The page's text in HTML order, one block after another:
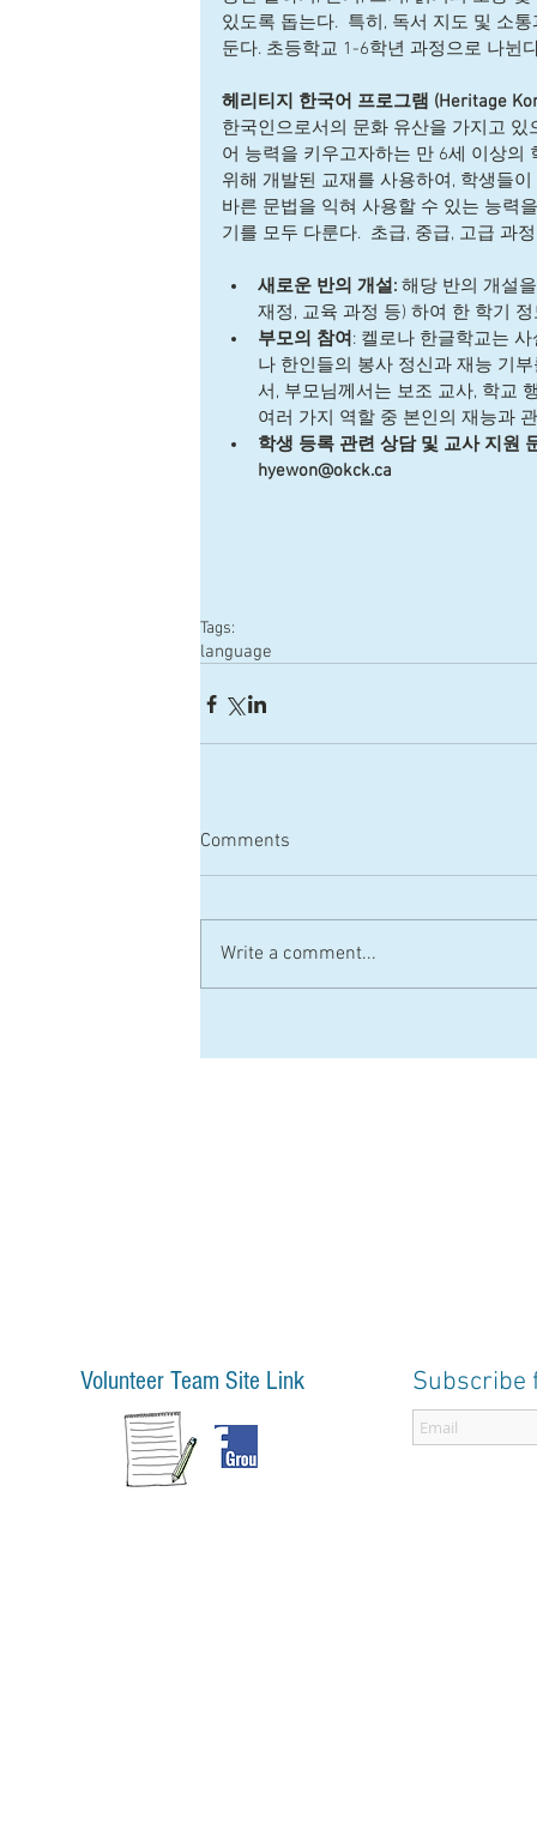
있도록 돕는다.  특히, 독서 지도 및 소
둔다. 초등학교 1-6학년 과정으로 나뉜
헤리티지 한국어 프로그램 (Heritage
한국인으로서의 문화 유산을 가지고
어 능력을 키우고자하는 만 6세 이상
위해 개발된 교재를 사용하여, 학생들
바른 문법을 익혀 사용할 수 있는 능력
기를 모두 다룬다.  초급, 중급, 고급 과
새로운 반의 개설: 해당 반의 개설
재정, 교육 과정 등) 하여 한 학기
부모의 참여 : 켈로나 한글학교는
나 한인들의 봉사 정신과 재능 기
서, 부모님께서는 보조 교사, 학교
여러 가지 역할 중 본인의 재능과
학생 등록 관련 상담 및 교사 지원
hyewon@okck.ca
Tags:
language
Comments
Write a comment...
Volunteer Team Site Link Subscribe